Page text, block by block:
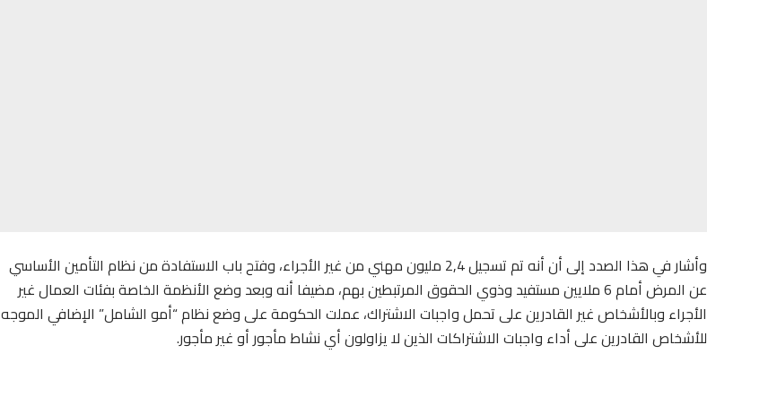
وأشار في هذا الصدد إلى أن أنه تم تسجيل 2,4 مليون مهني من غير الأجراء، وفتح باب الاستفادة من نظام التأمين الأساسي
عن المرض أمام 6 ملايين مستفيد وذوي الحقوق المرتبطين بهم، مضيفا أنه وبعد وضع الأنظمة الخاصة بفئات العمال غير
الأجراء وبالأشخاص غير القادرين على تحمل واجبات الاشتراك، عملت الحكومة على وضع نظام “أمو الشامل” الإضافي الموجه
للأشخاص القادرين على أداء واجبات الاشتراكات الذين لا يزاولون أي نشاط مأجور أو غير مأجور.